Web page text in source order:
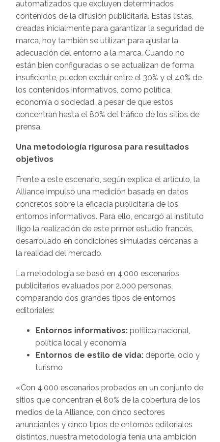
automatizados que excluyen determinados
contenidos de la difusión publicitaria. Estas listas,
creadas inicialmente para garantizar la seguridad de
marca, hoy también se utilizan para ajustar la
adecuación del entorno a la marca. Cuando no
están bien configuradas o se actualizan de forma
insuficiente, pueden excluir entre el 30% y el 40% de
los contenidos informativos, como política,
economía o sociedad, a pesar de que estos
concentran hasta el 80% del tráfico de los sitios de
prensa.
Una metodología rigurosa para resultados
objetivos
Frente a este escenario, según explica el artículo, la
Alliance impulsó una medición basada en datos
concretos sobre la eficacia publicitaria de los
entornos informativos. Para ello, encargó al instituto
Iligo la realización de este primer estudio francés,
desarrollado en condiciones simuladas cercanas a
la realidad del mercado.
La metodología se basó en 4.000 escenarios
publicitarios evaluados por 2.000 personas,
comparando dos grandes tipos de entornos
editoriales:
Entornos informativos: política nacional,
política local y economía
Entornos de estilo de vida: deporte, ocio y
turismo
«Con 4.000 escenarios probados en un conjunto de
sitios que concentran el 80% de la cobertura de los
medios de la Alliance, con cinco sectores
anunciantes y cinco tipos de entornos editoriales
distintos, nuestra metodología tenía una ambición